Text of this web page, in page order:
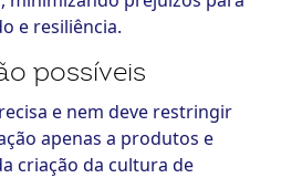
e resiliência.
possíveis
e nem deve restringir
apenas a produtos e
criação da cultura de